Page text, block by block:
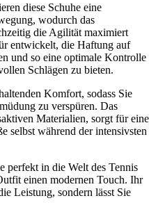
diese Schuhe eine
wodurch das
die Agilität maximiert
entwickelt, die Haftung auf
und so eine optimale Kontrolle
Schlägen zu bieten.
Komfort, sodass Sie
zu verspüren. Das
Materialien, sorgt für eine
selbst während der intensivsten
perfekt in die Welt des Tennis
einen modernen Touch. Ihr
Leistung, sondern lässt Sie